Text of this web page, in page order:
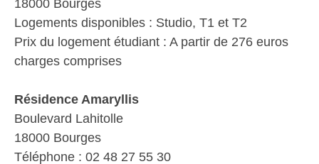
18000 Bourges
Logements disponibles : Studio, T1 et T2
Prix du logement étudiant : A partir de 276 euros
charges comprises
Résidence Amaryllis
Boulevard Lahitolle
18000 Bourges
Téléphone : 02 48 27 55 30